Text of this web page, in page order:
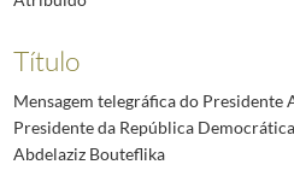
Título
Mensagem telegráfica do Presidente
Presidente da República
Abdelaziz Bouteflika